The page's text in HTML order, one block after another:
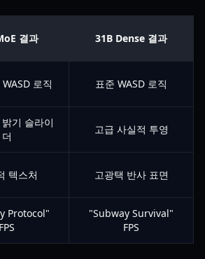
결과 31B Dense 결과
로직 표준 WASD 로직
기 슬라이
더
고급 사실적 투영
텍스처 고광택 반사 표면
Protocol"
FPS
"Subway Survival"
FPS